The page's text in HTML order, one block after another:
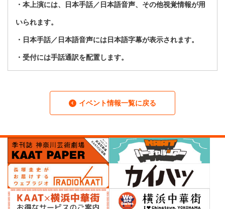
・本上演には、日本手話／日本語音声、その他視覚情報が用
いられます。
・日本手話／日本語音声には日本語字幕が表示されます。
・受付には手話通訳を配置します。
イベント情報一覧に戻る